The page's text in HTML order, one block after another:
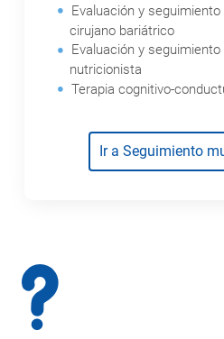
Evaluación y
cirujano bariátrico
Evaluación y
nutricionista
Terapia cognitivo-
Ir a Seguimiento